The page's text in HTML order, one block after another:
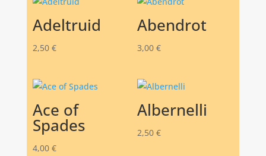
Adeltruid
2,50 €
Abendrot
3,00 €
Ace of
Spades
4,00 €
Albernelli
2,50 €